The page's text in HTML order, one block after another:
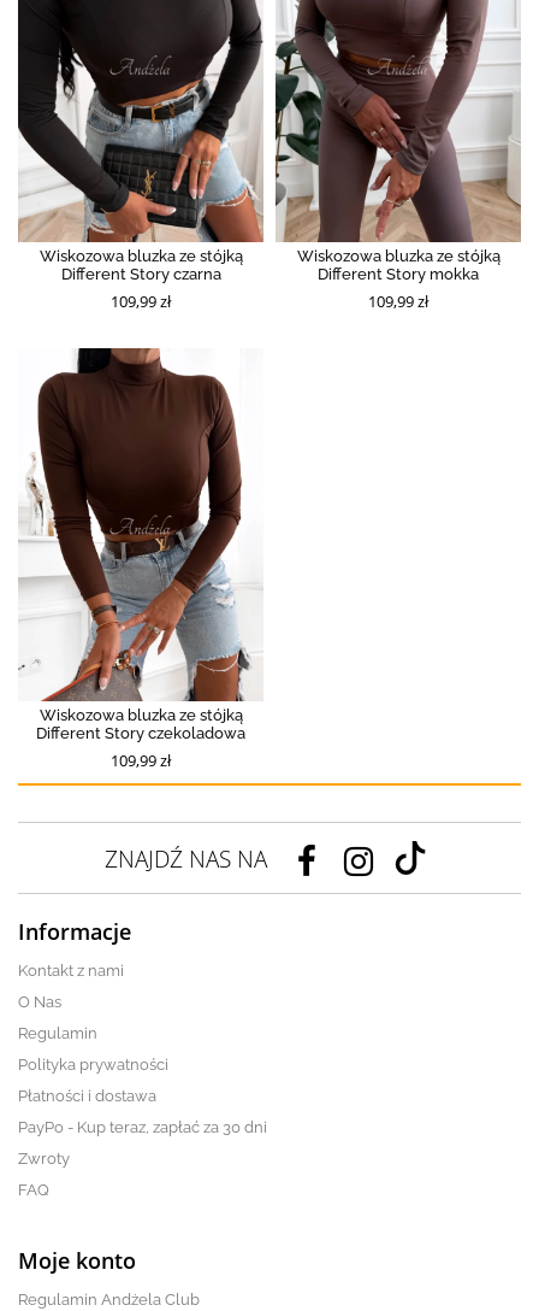
Wiskozowa bluzka ze stójką
Different Story czarna
109,99 zł
Wiskozowa bluzka ze stójką
Different Story mokka
109,99 zł
Wiskozowa bluzka ze stójką
Different Story czekoladowa
109,99 zł
ZNAJDŹ NAS NA
Informacje
Kontakt z nami
O Nas
Regulamin
Polityka prywatności
Płatności i dostawa
PayPo - Kup teraz, zapłać za 30 dni
Zwroty
FAQ
Moje konto
Regulamin Andżela Club